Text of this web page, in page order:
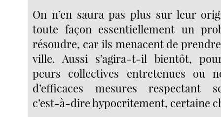
On n’en saura pas plus sur leur
toute façon essentiellement un
résoudre, car ils menacent de
ville. Aussi s’agira-t-il bientôt,
peurs collectives entretenues ou
d’efficaces mesures respectant
c’est-à-dire hypocritement, certaine